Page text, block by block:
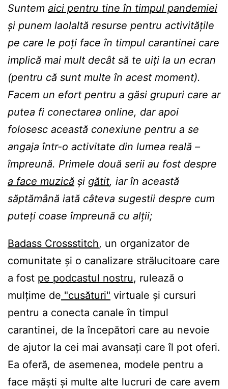
Suntem aici pentru tine în timpul pandemiei
și punem laolaltă resurse pentru activitățile
pe care le poți face în timpul carantinei care
implică mai mult decât să te uiți la un ecran
(pentru că sunt multe în acest moment).
Facem un efort pentru a găsi grupuri care ar
putea fi conectarea online, dar apoi
folosesc această conexiune pentru a se
angaja într-o activitate din lumea reală –
împreună. Primele două serii au fost despre
a face muzică și gătit, iar în această
săptămână iată câteva sugestii despre cum
puteți coase împreună cu alții;
Badass Crossstitch, un organizator de
comunitate și o canalizare strălucitoare care
a fost pe podcastul nostru, rulează o
mulțime de "cusături" virtuale și cursuri
pentru a conecta canale în timpul
carantinei, de la începători care au nevoie
de ajutor la cei mai avansați care îl pot oferi.
Ea oferă, de asemenea, modele pentru a
face măști și multe alte lucruri de care avem